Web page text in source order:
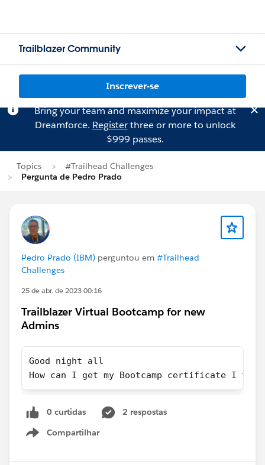
Trailblazer Community
Inscrever-se
Bring your team and maximize your impact at
Dreamforce. Registerthree or more to unlock
$999 passes.
Topics
#Trailhead Challenges
Pergunta de Pedro Prado
Pedro Prado (IBM) perguntou em #Trailhead
Challenges
25 de abr. de 2023 00:16
Trailblazer Virtual Bootcamp for new
Admins
Good night all
How can I get my Bootcamp certificate I
0 curtidas
2 respostas
Compartilhar
Show menu